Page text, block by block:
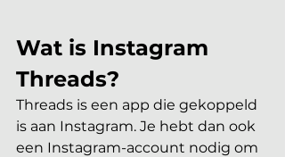
Wat is Instagram
Threads?
Threads is een app die gekoppeld
is aan Instagram. Je hebt dan ook
een Instagram-account nodig om